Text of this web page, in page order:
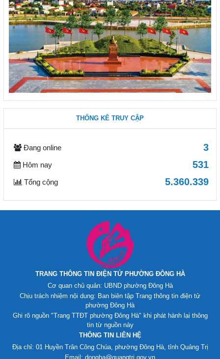
THỐNG KÊ TRUY CẬP
Đang online 3
Hôm nay 531
Tổng cộng 5.360.339
TRANG THÔNG TIN ĐIỆN TỬ PHƯỜNG ĐÔNG HÀ
Cơ quan chủ quản: UBND phường Đông Hà
Chịu trách nhiệm nội dung: Ban biên tập Trang thông tin điện tử
phường Đông Hà
Ghi rõ nguồn "Trang TTĐT phường Đông Hà" khi phát hành lại thông
tin từ nguồn này
THÔNG TIN LIÊN HỆ
Địa chỉ: 01 Huyền Trân Công Chúa, phường Đông Hà, tỉnh Quảng Trị
Email: dongha@quangtri.gov.vn